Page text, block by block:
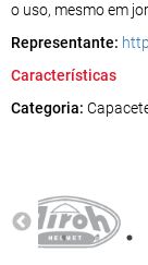
o uso, mesmo em
Representante:
Características
Categoria: